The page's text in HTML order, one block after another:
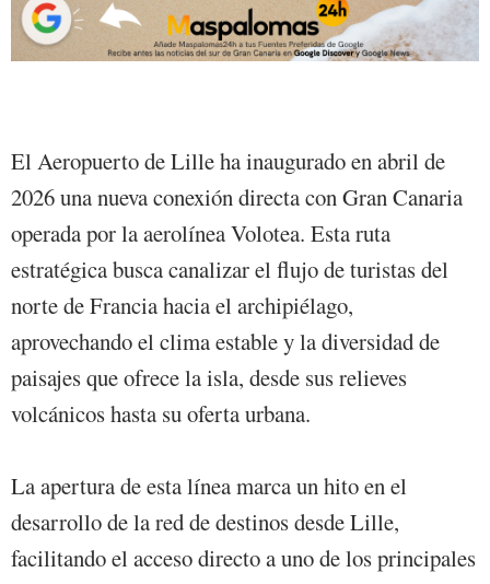
El Aeropuerto de Lille ha inaugurado en abril de
2026 una nueva conexión directa con Gran Canaria
operada por la aerolínea Volotea. Esta ruta
estratégica busca canalizar el flujo de turistas del
norte de Francia hacia el archipiélago,
aprovechando el clima estable y la diversidad de
paisajes que ofrece la isla, desde sus relieves
volcánicos hasta su oferta urbana.
La apertura de esta línea marca un hito en el
desarrollo de la red de destinos desde Lille,
facilitando el acceso directo a uno de los principales